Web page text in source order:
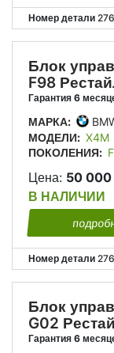
Номер детали
Блок
F98
Гарантия 6
МАРКА:
МОДЕЛИ: X4M
ПОКОЛЕНИЯ:
Цена: 50 000
В НАЛИЧИИ
Номер детали
Блок
G02
Гарантия 6